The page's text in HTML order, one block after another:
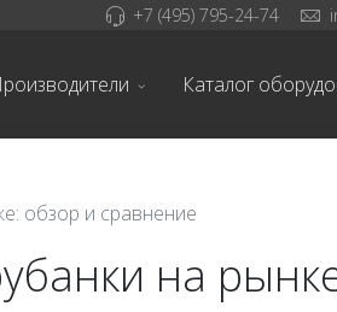
+7 (495) 795-24-74
Каталог
обзор и сравнение
на